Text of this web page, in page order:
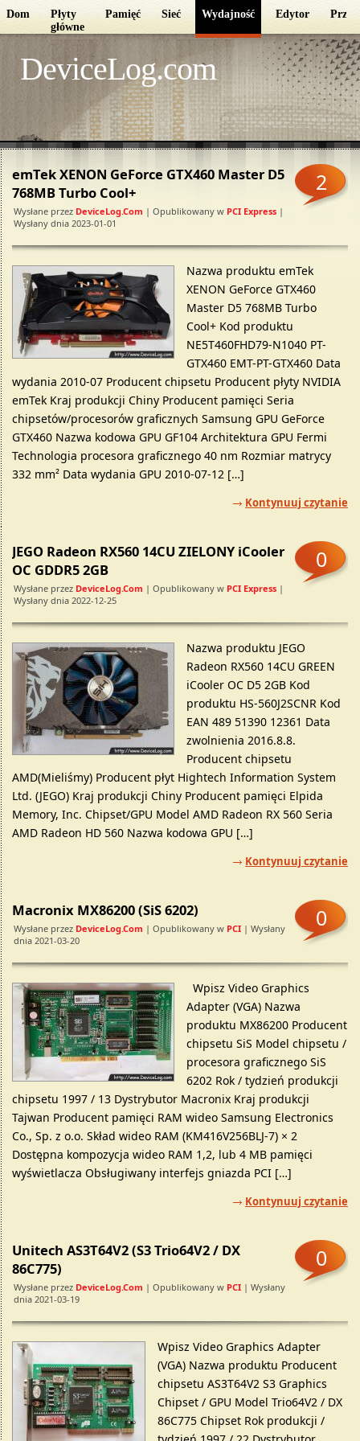
Dom
Płyty
główne
Pamięć Sieć Wydajność Edytor
DeviceLog.com
emTek XENON GeForce GTX460 Master D5
768MB Turbo Cool+
Wysłane przez DeviceLog.com | Opublikowany w PCI Express |
Wysłany dnia 2023-01-01
2
Nazwa produktu emTek
XENON GeForce GTX460
Master D5 768MB Turbo
Cool+ Kod produktu
NE5T460FHD79-N1040 PT-
GTX460 EMT-PT-GTX460 Data
wydania 2010-07 Producent chipsetu Producent płyty NVIDIA
emTek Kraj produkcji Chiny Producent pamięci Seria
chipsetów/procesorów graficznych Samsung GPU GeForce
GTX460 Nazwa kodowa GPU GF104 Architektura GPU Fermi
Technologia procesora graficznego 40 nm Rozmiar matrycy
332 mm² Data wydania GPU 2010-07-12 […]
Kontynuuj czytanie
JEGO Radeon RX560 14CU ZIELONY iCooler
OC GDDR5 2GB
Wysłane przez DeviceLog.com | Opublikowany w PCI Express |
Wysłany dnia 2022-12-25
0
Nazwa produktu JEGO
Radeon RX560 14CU GREEN
iCooler OC D5 2GB Kod
produktu HS-560J2SCNR Kod
EAN 489 51390 12361 Data
zwolnienia 2016.8.8.
Producent chipsetu
AMD(Mieliśmy) Producent płyt Hightech Information System
Ltd. (JEGO) Kraj produkcji Chiny Producent pamięci Elpida
Memory, Inc. Chipset/GPU Model AMD Radeon RX 560 Seria
AMD Radeon HD 560 Nazwa kodowa GPU […]
Kontynuuj czytanie
Macronix MX86200 (SiS 6202)
Wysłane przez DeviceLog.com | Opublikowany w PCI | Wysłany
dnia 2021-03-20
0
Wpisz Video Graphics
Adapter (VGA) Nazwa
produktu MX86200 Producent
chipsetu SiS Model chipsetu /
procesora graficznego SiS
6202 Rok / tydzień produkcji
chipsetu 1997 / 13 Dystrybutor Macronix Kraj produkcji
Tajwan Producent pamięci RAM wideo Samsung Electronics
Co., Sp. z o.o. Skład wideo RAM (KM416V256BLJ-7) × 2
Dostępna kompozycja wideo RAM 1,2, lub 4 MB pamięci
wyświetlacza Obsługiwany interfejs gniazda PCI […]
Kontynuuj czytanie
Unitech AS3T64V2 (S3 Trio64V2 / DX
86C775)
Wysłane przez DeviceLog.com | Opublikowany w PCI | Wysłany
dnia 2021-03-19
0
Wpisz Video Graphics Adapter
(VGA) Nazwa produktu Producent
chipsetu AS3T64V2 S3 Graphics
Chipset / GPU Model Trio64V2 / DX
86C775 Chipset Rok produkcji /